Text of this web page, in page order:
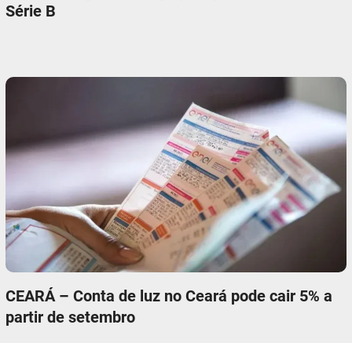
Série B
CEARÁ – Conta de luz no Ceará pode cair 5% a
partir de setembro